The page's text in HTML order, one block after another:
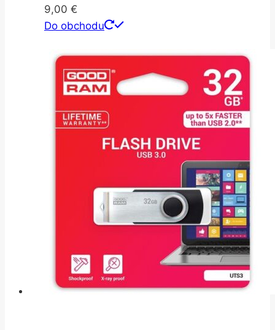
9,00 €
Do obchodu